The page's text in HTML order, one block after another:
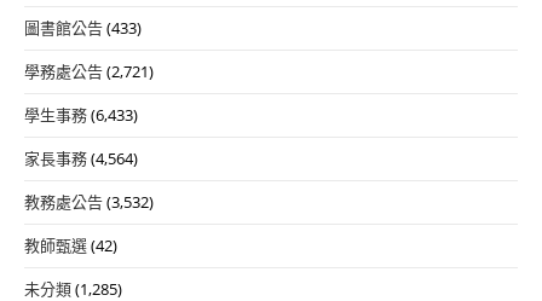
圖書館公告(433)
學務處公告(2,721)
學生事務(6,433)
家長事務(4,564)
教務處公告(3,532)
教師甄選(42)
未分類(1,285)